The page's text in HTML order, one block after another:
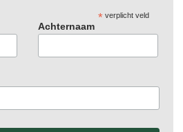
*verplicht veld
Achternaam